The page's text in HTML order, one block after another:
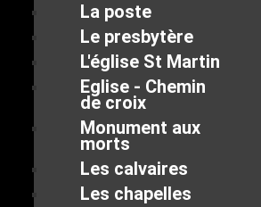
La poste
Le presbytère
L'église St Martin
Eglise - Chemin
de croix
Monument aux
morts
Les calvaires
Les chapelles